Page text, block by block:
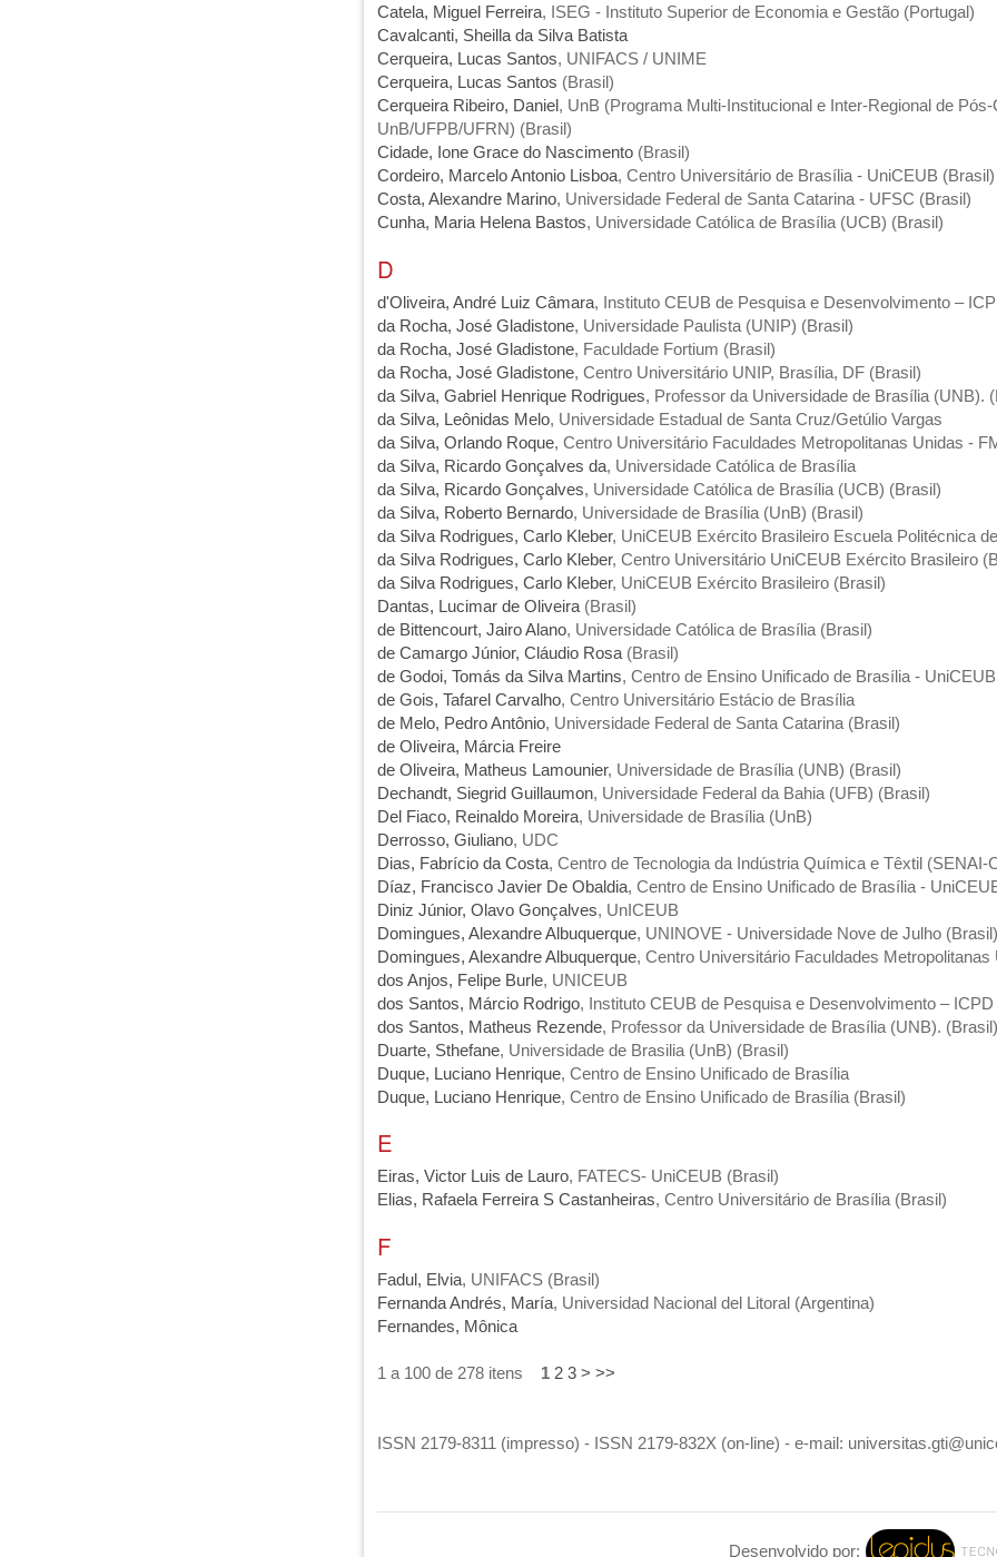
Catela, Miguel Ferreira, ISEG - Instituto Superior de Economia e Gestão (Portugal)
Cavalcanti, Sheilla da Silva Batista
Cerqueira, Lucas Santos, UNIFACS / UNIME
Cerqueira, Lucas Santos (Brasil)
Cerqueira Ribeiro, Daniel , UnB (Programa Multi-Institucional e Inter-Regional de
UnB/UFPB/UFRN) (Brasil)
Cidade, Ione Grace do Nascimento (Brasil)
Cordeiro, Marcelo Antonio Lisboa, Centro Universitário de Brasília - UniCEUB (Brasil)
Costa, Alexandre Marino, Universidade Federal de Santa Catarina - UFSC (Brasil)
Cunha, Maria Helena Bastos, Universidade Católica de Brasília (UCB) (Brasil)
D
d'Oliveira, André Luiz Câmara, Instituto CEUB de Pesquisa e Desenvolvimento –
da Rocha, José Gladistone, Universidade Paulista (UNIP) (Brasil)
da Rocha, José Gladistone, Faculdade Fortium (Brasil)
da Rocha, José Gladistone, Centro Universitário UNIP, Brasília, DF (Brasil)
da Silva, Gabriel Henrique Rodrigues, Professor da Universidade de Brasília (UNB).
da Silva, Leônidas Melo, Universidade Estadual de Santa Cruz/Getúlio Vargas
da Silva, Orlando Roque, Centro Universitário Faculdades Metropolitanas Unidas -
da Silva, Ricardo Gonçalves da, Universidade Católica de Brasília
da Silva, Ricardo Gonçalves, Universidade Católica de Brasília (UCB) (Brasil)
da Silva, Roberto Bernardo, Universidade de Brasília (UnB) (Brasil)
da Silva Rodrigues, Carlo Kleber, UniCEUB Exército Brasileiro Escuela Politécnica
da Silva Rodrigues, Carlo Kleber, Centro Universitário UniCEUB Exército Brasileiro
da Silva Rodrigues, Carlo Kleber, UniCEUB Exército Brasileiro (Brasil)
Dantas, Lucimar de Oliveira (Brasil)
de Bittencourt, Jairo Alano, Universidade Católica de Brasília (Brasil)
de Camargo Júnior, Cláudio Rosa (Brasil)
de Godoi, Tomás da Silva Martins, Centro de Ensino Unificado de Brasília -
de Gois, Tafarel Carvalho, Centro Universitário Estácio de Brasília
de Melo, Pedro Antônio, Universidade Federal de Santa Catarina (Brasil)
de Oliveira, Márcia Freire
de Oliveira, Matheus Lamounier, Universidade de Brasília (UNB) (Brasil)
Dechandt, Siegrid Guillaumon, Universidade Federal da Bahia (UFB) (Brasil)
Del Fiaco, Reinaldo Moreira, Universidade de Brasília (UnB)
Derrosso, Giuliano, UDC
Dias, Fabrício da Costa, Centro de Tecnologia da Indústria Química e Têxtil (SENAI-
Díaz, Francisco Javier De Obaldia, Centro de Ensino Unificado de Brasília -
Diniz Júnior, Olavo Gonçalves, UnICEUB
Domingues, Alexandre Albuquerque, UNINOVE - Universidade Nove de Julho (Brasil)
Domingues, Alexandre Albuquerque, Centro Universitário Faculdades
dos Anjos, Felipe Burle, UNICEUB
dos Santos, Márcio Rodrigo, Instituto CEUB de Pesquisa e Desenvolvimento –
dos Santos, Matheus Rezende, Professor da Universidade de Brasília (UNB). (Brasil)
Duarte, Sthefane, Universidade de Brasilia (UnB) (Brasil)
Duque, Luciano Henrique, Centro de Ensino Unificado de Brasília
Duque, Luciano Henrique, Centro de Ensino Unificado de Brasília (Brasil)
E
Eiras, Victor Luis de Lauro, FATECS- UniCEUB (Brasil)
Elias, Rafaela Ferreira S Castanheiras, Centro Universitário de Brasília (Brasil)
F
Fadul, Elvia, UNIFACS (Brasil)
Fernanda Andrés, María, Universidad Nacional del Litoral (Argentina)
Fernandes, Mônica
1 a 100 de 278 itens 1 2 3 > >>
ISSN 2179-8311 (impresso) - ISSN 2179-832X (on-line) - e-mail:
Desenvolvido por: